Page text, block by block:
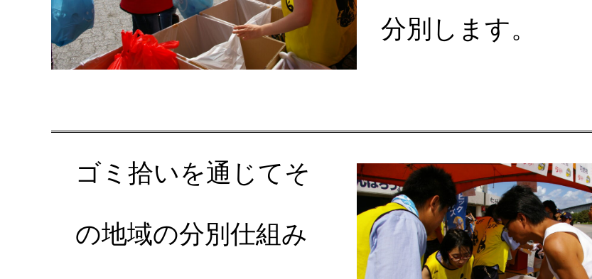
分別します。
ゴミ拾いを通じてそ
の地域の分別仕組み